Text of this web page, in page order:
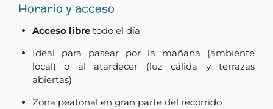
Horario y acceso
Acceso libretodo el día
Ideal para pasear por la mañana (ambiente
local) o al atardecer (luz cálida y terrazas
abiertas)
Zona peatonal en gran parte del recorrido